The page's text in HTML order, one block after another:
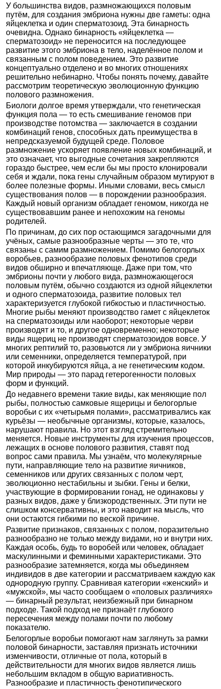
У большинства видов, размножающихся половым
путём, для создания эмбриона нужны две гаметы: одна
яйцеклетка и один сперматозоид. Эта бинарность
очевидна. Однако бинарность «яйцеклетка —
сперматозоид» не переносится на последующее
развитие этого эмбриона в тело, наделённое полом и
связанным с полом поведением. Это развитие
концептуально отделено и во многих отношениях
решительно небинарно. Чтобы понять почему, давайте
рассмотрим теоретическую эволюционную функцию
полового размножения.
Биологи долгое время утверждали, что генетическая
функция пола — то есть смешивание геномов при
производстве потомства — заключается в создании
комбинаций генов, способных дать преимущества в
непредсказуемой будущей среде. Половое
размножение ускоряет появление новых комбинаций, и
это означает, что выгодные сочетания закрепляются
гораздо быстрее, чем если бы мы просто клонировали
себя и ждали, пока гены случайным образом мутируют в
более полезные формы. Иными словами, весь смысл
существования полов — в порождении разнообразия.
Каждый новый организм обладает геномом, никогда не
существовавшим ранее и непохожим на геномы
родителей.
По причинам, до сих пор остающимся загадочными для
учёных, самые разнообразные черты — это те, что
связаны с самим размножением. Помимо белогорлых
воробьев, разнообразие половых фенотипов среди
видов обширно и впечатляюще. Даже при том, что
эмбрионы почти у любого вида, размножающегося
половым путём, обычно создаются из одной яйцеклетки
и одного сперматозоида, развитие половых тел
характеризуется глубокой гибкостью и пластичностью.
Многие рыбы меняют производство гамет с яйцеклеток
на сперматозоиды или наоборот; некоторые черви
производят и то, и другое одновременно; некоторые
виды ящериц не производят сперматозоидов вовсе. У
многих рептилий то, разовьются ли у эмбриона яичники
или семенники, определяется температурой, при
которой инкубируются яйца, а не генетическим кодом.
Мир природы — это парад гетерогенности половых
форм и функций.
До недавнего времени такие виды, как меняющие пол
рыбы, полностью самковые ящерицы и белогорлые
воробьи с их «четырьмя полами», рассматривались как
курьёзы — необычные организмы, которые, казалось,
нарушают правила. Но этот взгляд стремительно
меняется. Новые инструменты для изучения процессов,
лежащих в основе полового развития, ставят под
вопрос сами правила. Мы узнаём, что молекулярные
пути, направляющие тело на развитие яичников,
семенников или других связанных с полом черт,
эволюционно нестабильны и зыбки. Гены и белки,
участвующие в формировании гонад, не одинаковы у
разных видов, даже у близкородственных. Эти пути не
слишком консервативны, и это наводит на мысль, что
они остаются гибкими по веской причине.
Развитие признаков, связанных с полом, поразительно
разнообразно не только между видами, но и внутри них.
Каждая особь, будь то воробей или человек, обладает
маскулинными и феминными характеристиками. Это
разнообразие затемняется, когда мы объединяем
индивидов в две категории и рассматриваем каждую как
однородную группу. Сравнивая категории «женский» и
«мужской», мы часто сообщаем о «половых различиях»
— бинарный результат, неизбежный при бинарном
подходе. Такой подход не признаёт глубокого
пересечения между полами почти по любому
показателю.
Белогорлые воробьи помогают нам заглянуть за рамки
половой бинарности, заставляя признать источники
изменчивости, отличные от пола, который в
действительности для многих видов является лишь
небольшим вкладом в общую вариативность.
Разнообразие и пластичность фенотипического